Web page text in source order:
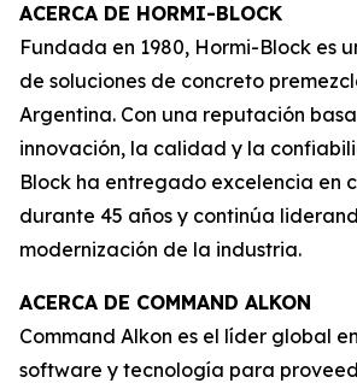
ACERCA DE HORMI-BLOCK
Fundada en 1980, Hormi-Block es
de soluciones de concreto
Argentina. Con una reputación
innovación, la calidad y la
Block ha entregado excelencia en
durante 45 años y continúa
modernización de la industria.
ACERCA DE COMMAND ALKON
Command Alkon es el líder global
software y tecnología para